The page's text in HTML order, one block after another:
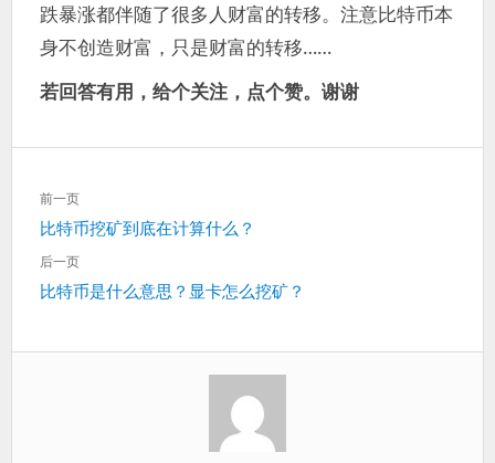
跌暴涨都伴随了很多人财富的转移。注意比特币本
身不创造财富，只是财富的转移……
若回答有用，给个关注，点个赞。谢谢
文
章
导
航
前一页
上
一
比特币挖矿到底在计算什么？
后一页
下
比特币是什么意思？显卡怎么挖矿？